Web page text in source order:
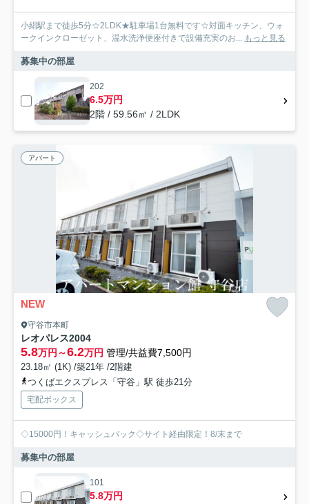
小絹駅まで徒歩5分☆2LDK★駐車場1台無料です☆対面キッチン、ウォ
ークインクローゼット、温水洗浄便座付きで設備充実のお... もっと見る
募集中の部屋
202
6.5万円
2階 / 59.56㎡ / 2LDK
アパート
NEW
守谷市本町
レオパレス2004
5.8万円～6.2万円 管理/共益費7,500円
23.18㎡ (1K) /築21年 /2階建
つくばエクスプレス「守谷」駅 徒歩21分
宅配ボックス
◇15000円！キャッシュバック◇サイト経由限定！8/末まで
募集中の部屋
101
5.8万円